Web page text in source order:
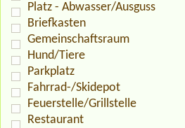
Platz - Abwasser/Ausguss
Briefkasten
Gemeinschaftsraum
Hund/Tiere
Parkplatz
Fahrrad-/Skidepot
Feuerstelle/Grillstelle
Restaurant